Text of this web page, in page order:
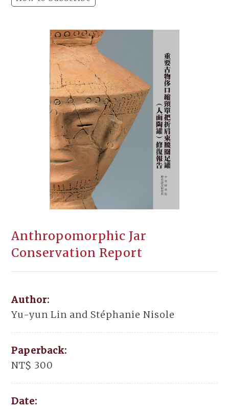
Anthropomorphic Jar
Conservation Report
Author:
Yu-yun Lin and Stéphanie Nisole
Paperback:
NT$ 300
Date: